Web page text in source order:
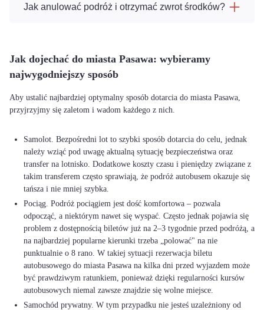
Jak anulować podróż i otrzymać zwrot środków?
Jak dojechać do miasta Pasawa: wybieramy
najwygodniejszy sposób
Aby ustalić najbardziej optymalny sposób dotarcia do miasta Pasawa,
przyjrzyjmy się zaletom i wadom każdego z nich.
Samolot. Bezpośredni lot to szybki sposób dotarcia do celu, jednak
należy wziąć pod uwagę aktualną sytuację bezpieczeństwa oraz
transfer na lotnisko. Dodatkowe koszty czasu i pieniędzy związane z
takim transferem często sprawiają, że podróż autobusem okazuje się
tańsza i nie mniej szybka.
Pociąg. Podróż pociągiem jest dość komfortowa – pozwala
odpocząć, a niektórym nawet się wyspać. Często jednak pojawia się
problem z dostępnością biletów już na 2–3 tygodnie przed podróżą, a
na najbardziej popularne kierunki trzeba „polować" na nie
punktualnie o 8 rano. W takiej sytuacji rezerwacja biletu
autobusowego do miasta Pasawa na kilka dni przed wyjazdem może
być prawdziwym ratunkiem, ponieważ dzięki regularności kursów
autobusowych niemal zawsze znajdzie się wolne miejsce.
Samochód prywatny. W tym przypadku nie jesteś uzależniony od